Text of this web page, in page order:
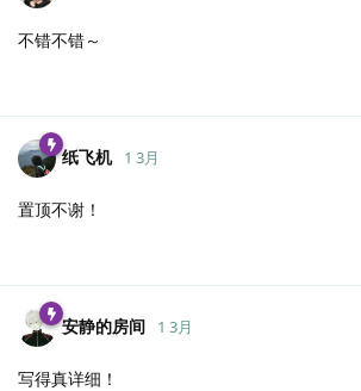
不错不错～
纸飞机 1 3月
置顶不谢！
安静的房间 1 3月
写得真详细！